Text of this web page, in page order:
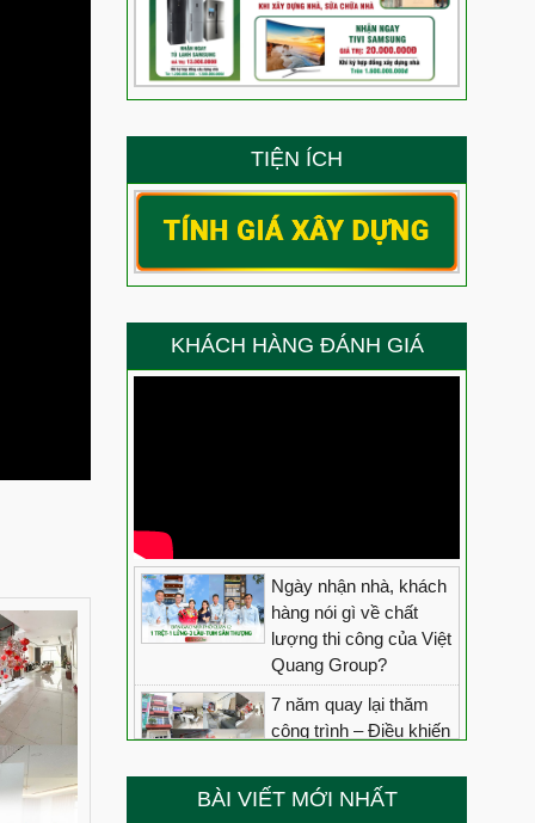
TIỆN ÍCH
KHÁCH HÀNG ĐÁNH GIÁ
Ngày nhận nhà, khách
hàng nói gì về chất
lượng thi công của Việt
Quang Group?
7 năm quay lại thăm
công trình – Điều khiến
không phải lời nói, mà
là chất lượng vẫn
BÀI VIẾT MỚI NHẤT